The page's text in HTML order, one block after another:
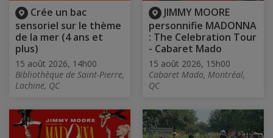
Crée un bac
sensoriel sur le thème
de la mer (4 ans et
plus)
15 août 2026, 14h00
Bibliothèque de Saint-Pierre,
Lachine, QC
JIMMY MOORE
personnifie MADONNA
: The Celebration Tour
- Cabaret Mado
15 août 2026, 15h00
Cabaret Mado, Montréal,
QC